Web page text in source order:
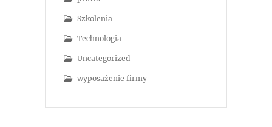
Szkolenia
Technologia
Uncategorized
wyposażenie firmy